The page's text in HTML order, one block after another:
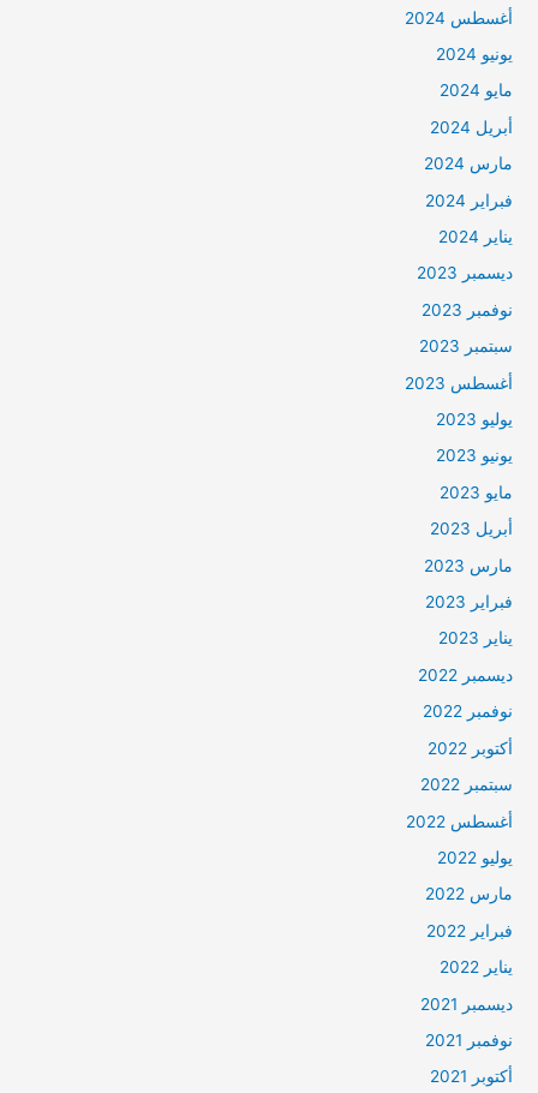
أغسطس 2024
يونيو 2024
مايو 2024
أبريل 2024
مارس 2024
فبراير 2024
يناير 2024
ديسمبر 2023
نوفمبر 2023
سبتمبر 2023
أغسطس 2023
يوليو 2023
يونيو 2023
مايو 2023
أبريل 2023
مارس 2023
فبراير 2023
يناير 2023
ديسمبر 2022
نوفمبر 2022
أكتوبر 2022
سبتمبر 2022
أغسطس 2022
يوليو 2022
مارس 2022
فبراير 2022
يناير 2022
ديسمبر 2021
نوفمبر 2021
أكتوبر 2021